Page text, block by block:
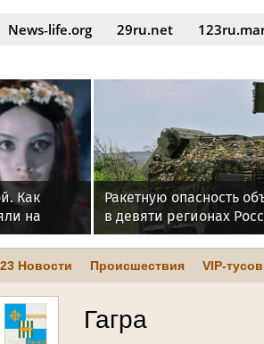
News‑life.org 29ru.net
Как
на
Ракетную опасность
в девяти регионах
Новости Происшествия VIP-
Гагра